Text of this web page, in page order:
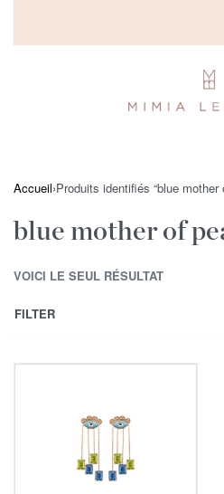
Accueil›Produits identifiés “blue mother
blue mother of
VOICI LE SEUL RÉSULTAT
FILTER